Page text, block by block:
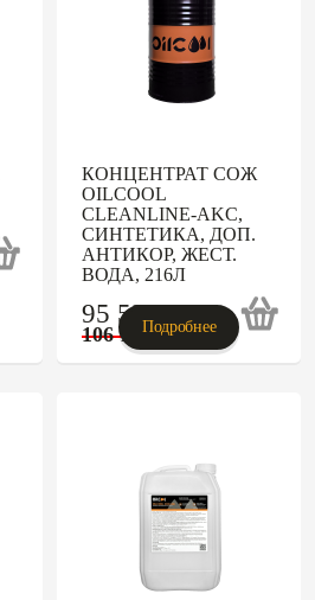
КОНЦЕНТРАТ СОЖ
OILCOOL
CLEANLINE-AKC,
СИНТЕТИКА, ДОП.
АНТИКОР, ЖЕСТ.
ВОДА, 216Л
95 526p
106 140p
Подробнее